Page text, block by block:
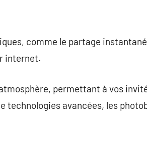
comme le partage
internet.
permettant à vos
technologies avancées, les